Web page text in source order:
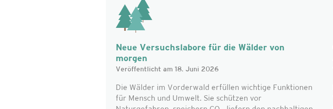
Neue Versuchslabore für die Wälder von
morgen
Veröffentlicht am 18. Juni 2026
Die Wälder im Vorderwald erfüllen wichtige Funktionen
für Mensch und Umwelt. Sie schützen vor